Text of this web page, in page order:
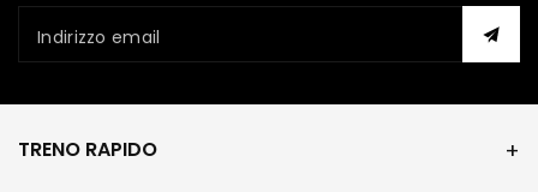
Indirizzo email
TRENO RAPIDO